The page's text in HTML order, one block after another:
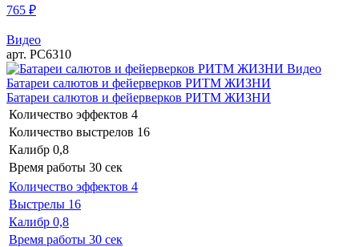
765 ₽
Видео
арт. РС6310
Видео
Батареи салютов и фейерверков РИТМ ЖИЗНИ
Батареи салютов и фейерверков РИТМ ЖИЗНИ
Количество эффектов 4
Количество выстрелов 16
Калибр 0,8
Время работы 30 сек
Количество эффектов 4
Выстрелы 16
Калибр 0,8
Время работы 30 сек